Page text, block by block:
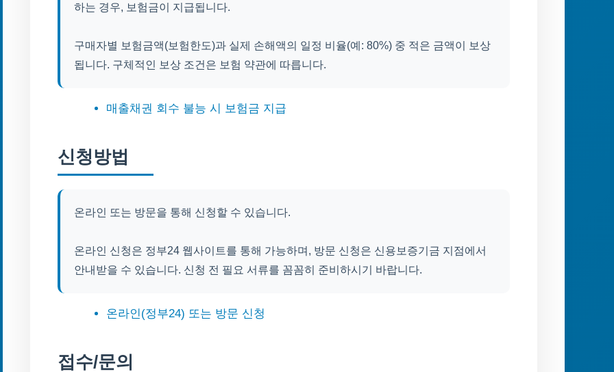
하는 경우, 보험금이 지급됩니다.
구매자별 보험금액(보험한도)과 실제 손해액의 일정 비율(예: 80%) 중 적은 금액이 보상
됩니다. 구체적인 보상 조건은 보험 약관에 따릅니다.
매출채권 회수 불능 시 보험금 지급
신청방법
온라인 또는 방문을 통해 신청할 수 있습니다.
온라인 신청은 정부24 웹사이트를 통해 가능하며, 방문 신청은 신용보증기금 지점에서
안내받을 수 있습니다. 신청 전 필요 서류를 꼼꼼히 준비하시기 바랍니다.
온라인(정부24) 또는 방문 신청
접수/문의